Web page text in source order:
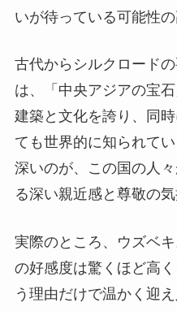
いが待っている可能性の
古代からシルクロード
は、「中央アジアの宝
建築と文化を誇り、同
ても世界的に知られて
深いのが、この国の人
る深い親近感と尊敬の気
実際のところ、ウズベ
の好感度は驚くほど高
う理由だけで温かく迎